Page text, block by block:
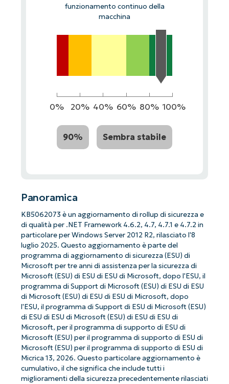
funzionamento continuo della
macchina
0% 20% 40% 60% 80% 100%
90% Sembra stabile
Panoramica
KB5062073 è un aggiornamento di rollup di sicurezza e
di qualità per .NET Framework 4.6.2, 4.7, 4.7.1 e 4.7.2 in
particolare per Windows Server 2012 R2, rilasciato l'8
luglio 2025. Questo aggiornamento è parte del
programma di aggiornamento di sicurezza (ESU) di
Microsoft per tre anni di assistenza per la sicurezza di
Microsoft (ESU) di ESU di ESU di Microsoft, dopo l'ESU, il
programma di Support di Microsoft (ESU) di ESU di ESU
di Microsoft (ESU) di ESU di ESU di Microsoft, dopo
l'ESU, il programma di Support di ESU di Microsoft (ESU)
di ESU di ESU di Microsoft (ESU) di ESU di ESU di
Microsoft, per il programma di supporto di ESU di
Microsoft (ESU) per il programma di supporto di ESU di
Microsoft (ESU) per il programma di supporto di ESU di
Micrica 13, 2026. Questo particolare aggiornamento è
cumulativo, il che significa che include tutti i
miglioramenti della sicurezza precedentemente rilasciati